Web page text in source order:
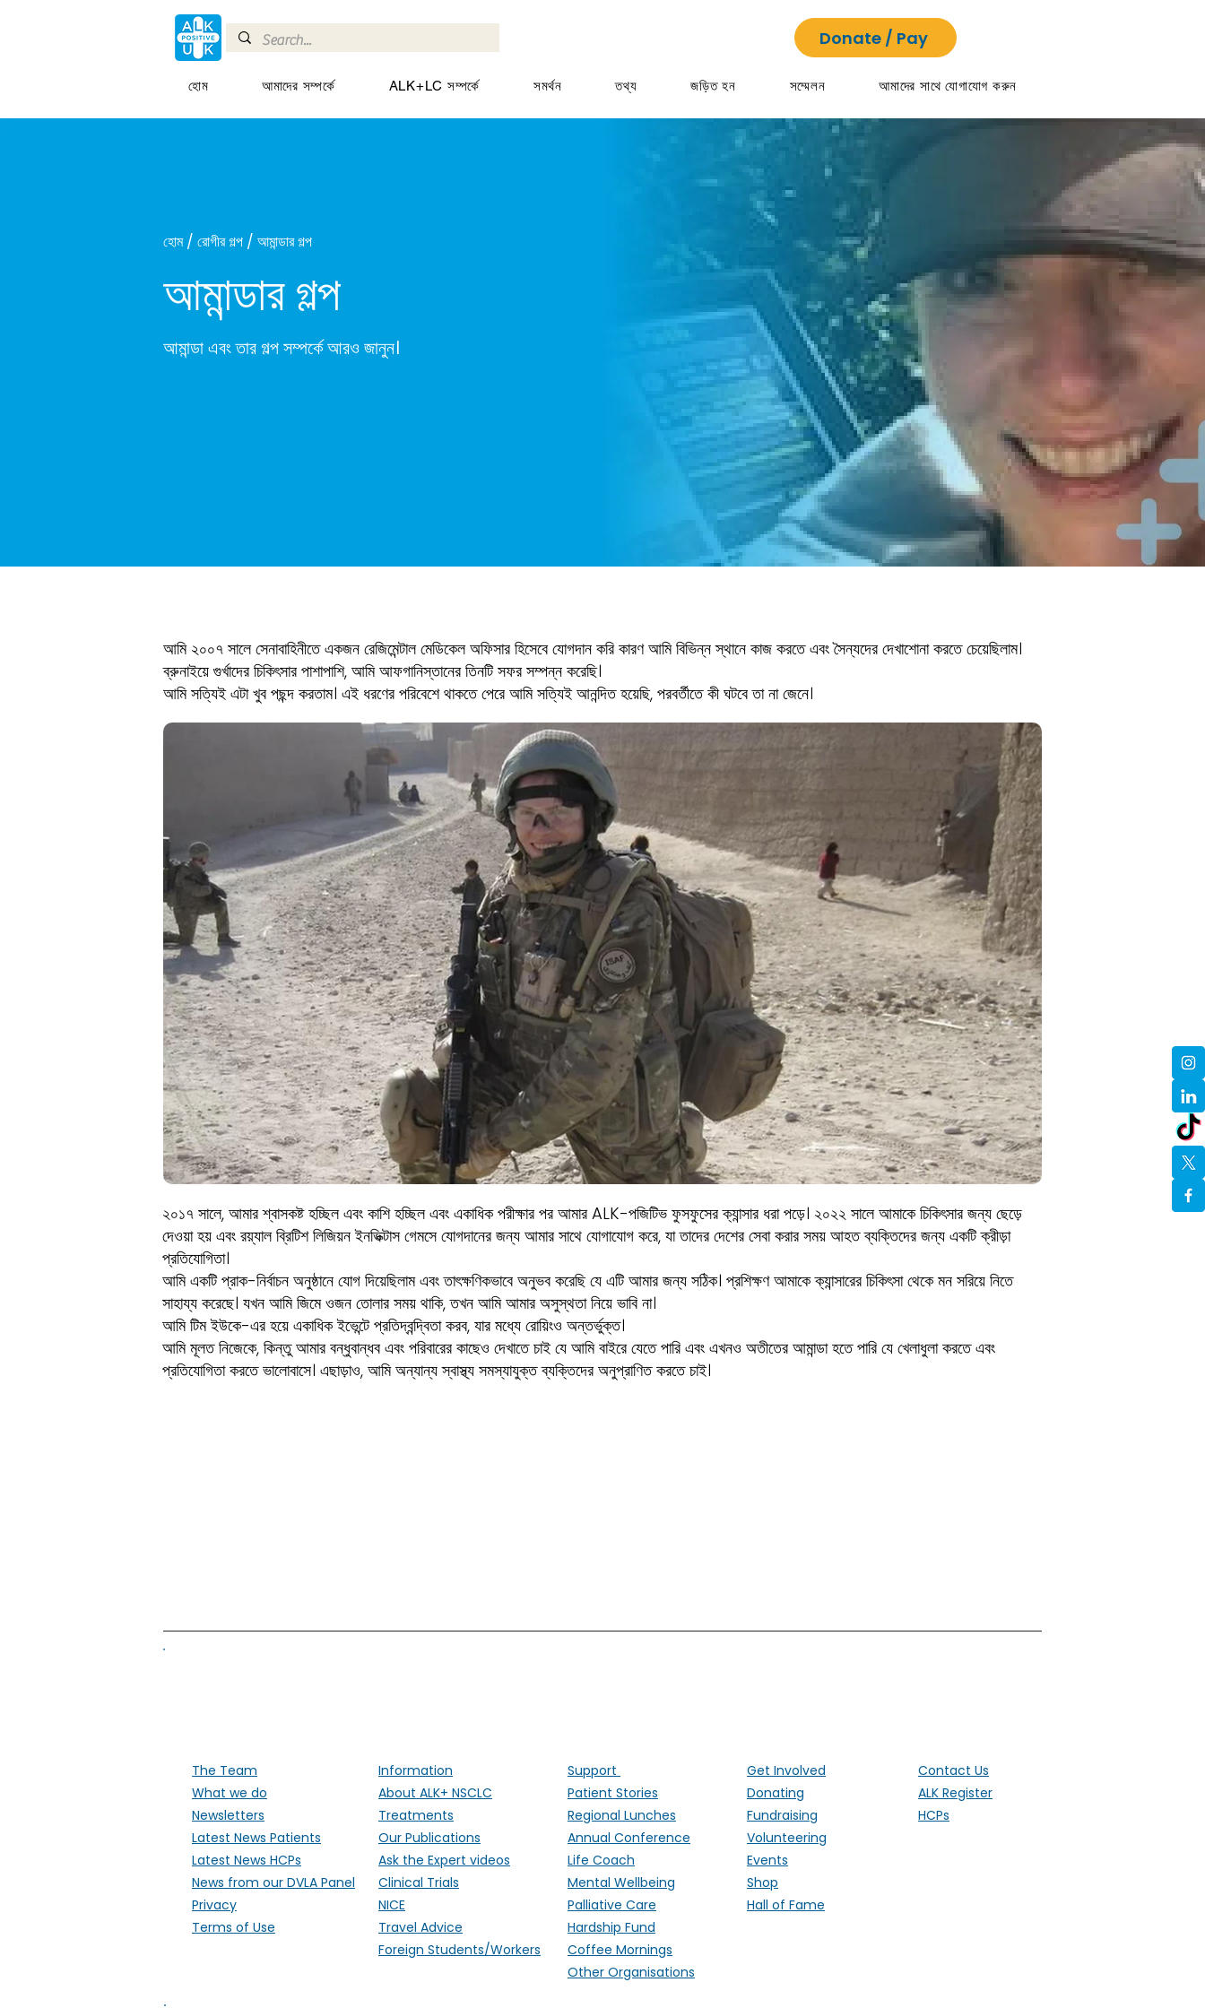
Donate / Pay
হোম আমাদের সম্পর্কে ALK+LC সম্পর্কে সমর্থন তথ্য জড়িত হন সম্মেলন আমাদের সাথে যোগাযোগ করুন
হোম / রোগীর গল্প / আমান্ডার গল্প
আমান্ডার গল্প
আমান্ডা এবং তার গল্প সম্পর্কে আরও জানুন।
আমি ২০০৭ সালে সেনাবাহিনীতে একজন রেজিমেন্টাল মেডিকেল অফিসার হিসেবে যোগদান করি কারণ আমি বিভিন্ন স্থানে কাজ করতে এবং সৈন্যদের দেখাশোনা করতে চেয়েছিলাম।
ব্রুনাইয়ে গুর্খাদের চিকিৎসার পাশাপাশি, আমি আফগানিস্তানের তিনটি সফর সম্পন্ন করেছি।
আমি সত্যিই এটা খুব পছন্দ করতাম। এই ধরণের পরিবেশে থাকতে পেরে আমি সত্যিই আনন্দিত হয়েছি, পরবর্তীতে কী ঘটবে তা না জেনে।
২০১৭ সালে, আমার শ্বাসকষ্ট হচ্ছিল এবং কাশি হচ্ছিল এবং একাধিক পরীক্ষার পর আমার ALK-পজিটিভ ফুসফুসের ক্যান্সার ধরা পড়ে। ২০২২ সালে আমাকে চিকিৎসার জন্য ছেড়ে
দেওয়া হয় এবং রয়্যাল ব্রিটিশ লিজিয়ন ইনভিক্টাস গেমসে যোগদানের জন্য আমার সাথে যোগাযোগ করে, যা তাদের দেশের সেবা করার সময় আহত ব্যক্তিদের জন্য একটি ক্রীড়া
প্রতিযোগিতা।
আমি একটি প্রাক-নির্বাচন অনুষ্ঠানে যোগ দিয়েছিলাম এবং তাৎক্ষণিকভাবে অনুভব করেছি যে এটি আমার জন্য সঠিক। প্রশিক্ষণ আমাকে ক্যান্সারের চিকিৎসা থেকে মন সরিয়ে নিতে
সাহায্য করেছে। যখন আমি জিমে ওজন তোলার সময় থাকি, তখন আমি আমার অসুস্থতা নিয়ে ভাবি না।
আমি টিম ইউকে-এর হয়ে একাধিক ইভেন্টে প্রতিদ্বন্দ্বিতা করব, যার মধ্যে রোয়িংও অন্তর্ভুক্ত।
আমি মূলত নিজেকে, কিন্তু আমার বন্ধুবান্ধব এবং পরিবারের কাছেও দেখাতে চাই যে আমি বাইরে যেতে পারি এবং এখনও অতীতের আমান্ডা হতে পারি যে খেলাধুলা করতে এবং
প্রতিযোগিতা করতে ভালোবাসে। এছাড়াও, আমি অন্যান্য স্বাস্থ্য সমস্যাযুক্ত ব্যক্তিদের অনুপ্রাণিত করতে চাই।
The Team
What we do
Newsletters
Latest News Patients
Latest News HCPs
News from our DVLA Panel
Privacy
Terms of Use
Information
About ALK+ NSCLC
Treatments
Our Publications
Ask the Expert videos
Clinical Trials
NICE
Travel Advice
Foreign Students/Workers
Support
Patient Stories
Regional Lunches
Annual Conference
Life Coach
Mental Wellbeing
Palliative Care
Hardship Fund
Coffee Mornings
Other Organisations
Get Involved
Donating
Fundraising
Volunteering
Events
Shop
Hall of Fame
Contact Us
ALK Register
HCPs